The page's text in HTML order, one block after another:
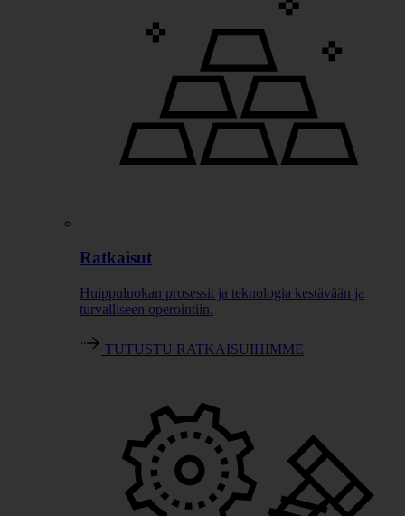
Ratkaisut
Huippuluokan prosessit ja teknologia kestävään ja
turvalliseen operointiin.
TUTUSTU RATKAISUIHIMME